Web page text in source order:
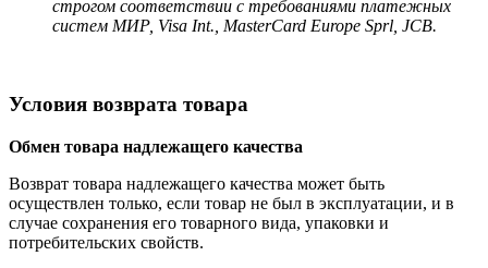
строгом соответствии с требованиями платежных
систем МИР, Visa Int., MasterCard Europe Sprl, JCB.
Условия возврата товара
Обмен товара надлежащего качества
Возврат товара надлежащего качества может быть
осуществлен только, если товар не был в эксплуатации, и в
случае сохранения его товарного вида, упаковки и
потребительских свойств.